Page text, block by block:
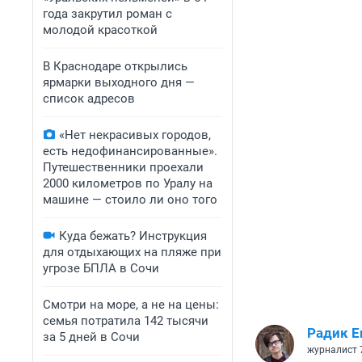
года закрутил роман с
молодой красоткой
В Краснодаре открылись
ярмарки выходного дня —
список адресов
«Нет некрасивых городов,
есть недофинансированные».
Путешественники проехали
2000 километров по Уралу на
машине — стоило ли оно того
Куда бежать? Инструкция
для отдыхающих на пляже при
угрозе БПЛА в Сочи
Смотри на море, а не на цены:
семья потратила 142 тысячи
за 5 дней в Сочи
Радик
журналист